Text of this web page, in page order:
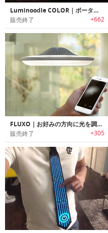
Luminoodle COLOR｜ポータブルLEDライトロープ「ルミヌードル・カラー」
販売終了 +662
FLUXO｜お好みの方向に光を調整可能なスマートライト「フラクソー」
販売終了 +305